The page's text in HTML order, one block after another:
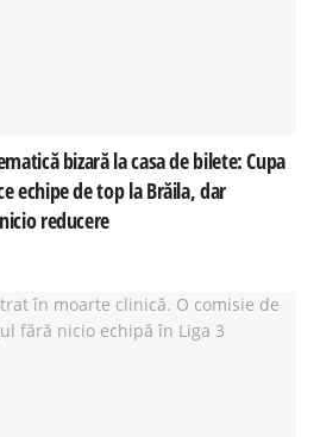
bizară la casa de bilete: Cupa
echipe de top la Brăila, dar
reducere